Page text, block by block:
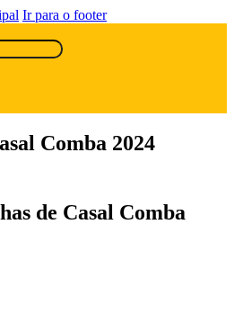
Ir para o footer
Comba 2024
de Casal Comba